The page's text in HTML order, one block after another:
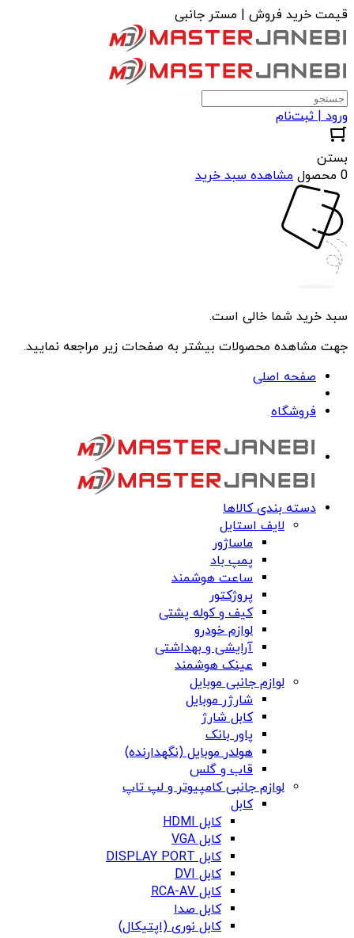
قیمت خرید فروش | مستر جانبی
ورود | ثبت‌نام
بستن
0 محصول
مشاهده سبد خرید
سبد خرید شما خالی است.
جهت مشاهده محصولات بیشتر به صفحات زیر مراجعه نمایید.
صفحه اصلی
فروشگاه
دسته بندی کالاها
لایف استایل
ماساژور
پمپ باد
ساعت هوشمند
پروژکتور
کیف و کوله پشتی
لوازم خودرو
آرایشی و بهداشتی
عینک هوشمند
لوازم جانبی موبایل
شارژر موبایل
کابل شارژ
پاور بانک
هولدر موبایل (نگهدارنده)
قاب و گلس
لوازم جانبی کامپیوتر و لپ تاپ
کابل
کابل HDMI
کابل VGA
کابل DISPLAY PORT
کابل DVI
کابل RCA-AV
کابل صدا
کابل نوری (اپتیکال)